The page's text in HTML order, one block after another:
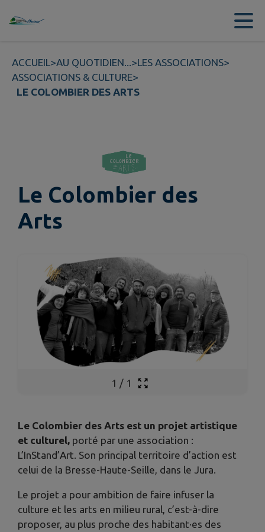
Contenu
ACCUEIL>AU QUOTIDIEN...>LES ASSOCIATIONS>
ASSOCIATIONS & CULTURE>
LE COLOMBIER DES ARTS
Le Colombier des
Arts
1 / 1
Le Colombier des Arts est un projet artistique
et culturel, porté par une association :
L’InStand’Art. Son principal territoire d’action est
celui de la Bresse-Haute-Seille, dans le Jura.
Le projet a pour ambition de faire infuser la
culture et les arts en milieu rural, c’est-à-dire
proposer, au plus proche des habitant·es des